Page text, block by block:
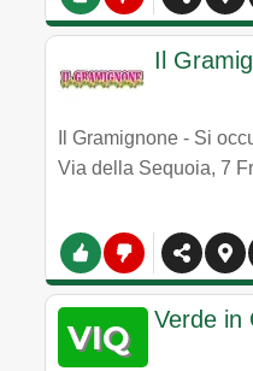
Il
Il Gramignone - Si
Via della Sequoia, 7
Verde in